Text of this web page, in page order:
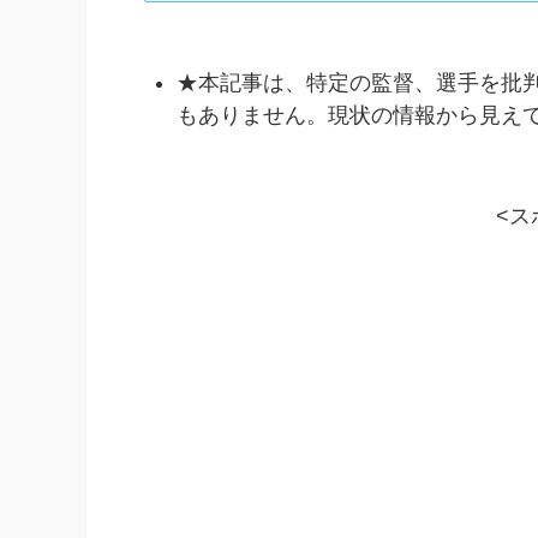
★本記事は、特定の監督、選手を批
もありません。現状の情報から見え
<ス